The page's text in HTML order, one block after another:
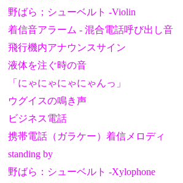
野ばら；シューベルト -Violin
着信音アラーム - 混合電話呼び出し音
飛行機内アナウンスサイン
液体を注ぐ時の音
「にゃにゃにゃにゃんっ」
ウグイスの鳴き声
ビジネス電話
携帯電話（ガラケー）着信メロディ
standing by
野ばら：シューベルト -Xylophone